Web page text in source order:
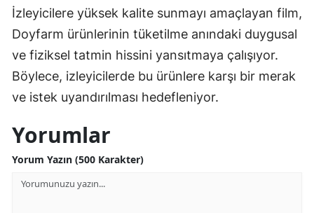
İzleyicilere yüksek kalite sunmayı amaçlayan film,
Doyfarm ürünlerinin tüketilme anındaki duygusal
ve fiziksel tatmin hissini yansıtmaya çalışıyor.
Böylece, izleyicilerde bu ürünlere karşı bir merak
ve istek uyandırılması hedefleniyor.
Yorumlar
Yorum Yazın (500 Karakter)